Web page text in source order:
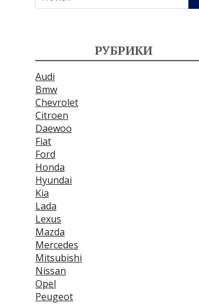
РУБРИКИ
Audi
Bmw
Chevrolet
Citroen
Daewoo
Fiat
Ford
Honda
Hyundai
Kia
Lada
Lexus
Mazda
Mercedes
Mitsubishi
Nissan
Opel
Peugeot